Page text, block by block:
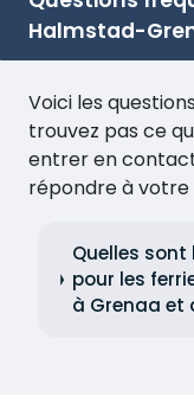
Halmstad-
Voici les
trouvez pas ce
entrer en
répondre à votre
Quelles
pour les
à Grenaa et